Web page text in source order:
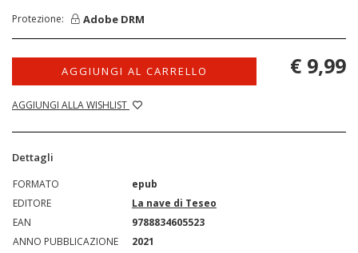
Protezione: Adobe DRM
AGGIUNGI AL CARRELLO
AGGIUNGI ALLA WISHLIST
€ 9,99
Dettagli
FORMATO
epub
EDITORE
La nave di Teseo
EAN
9788834605523
ANNO PUBBLICAZIONE
2021